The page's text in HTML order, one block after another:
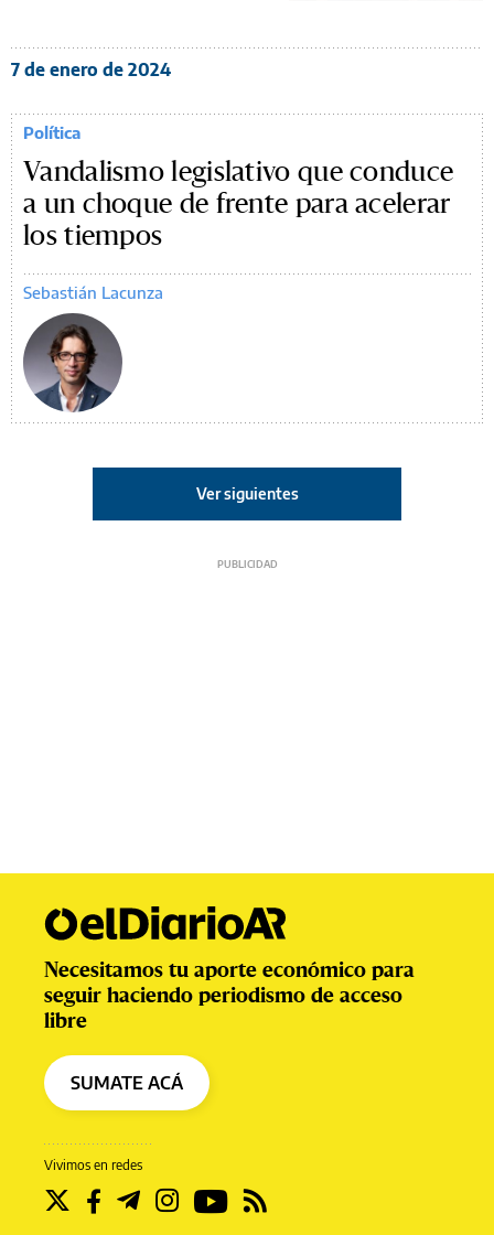
7 de enero de 2024
Política
Vandalismo legislativo que conduce
a un choque de frente para acelerar
los tiempos
Sebastián Lacunza
Ver siguientes
Vivimos en redes
Necesitamos tu aporte económico para
seguir haciendo periodismo de acceso
libre
SUMATE ACÁ